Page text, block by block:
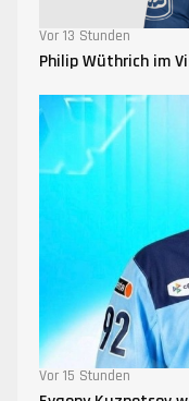
Vor 13 Stunden
Philip Wüthrich im
Vor 15 Stunden